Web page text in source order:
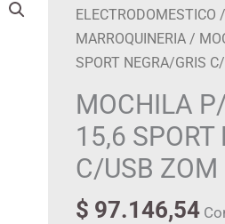
ELECTRODOMESTICO /
MARROQUINERIA/
SPORT NEGRA/GRIS
MOCHILA
15,6 SPORT
C/USB ZOM
$ 97.146,54
P/NOTEBOOK
15,6
SPORT
C/USB
ZOM
cantidad